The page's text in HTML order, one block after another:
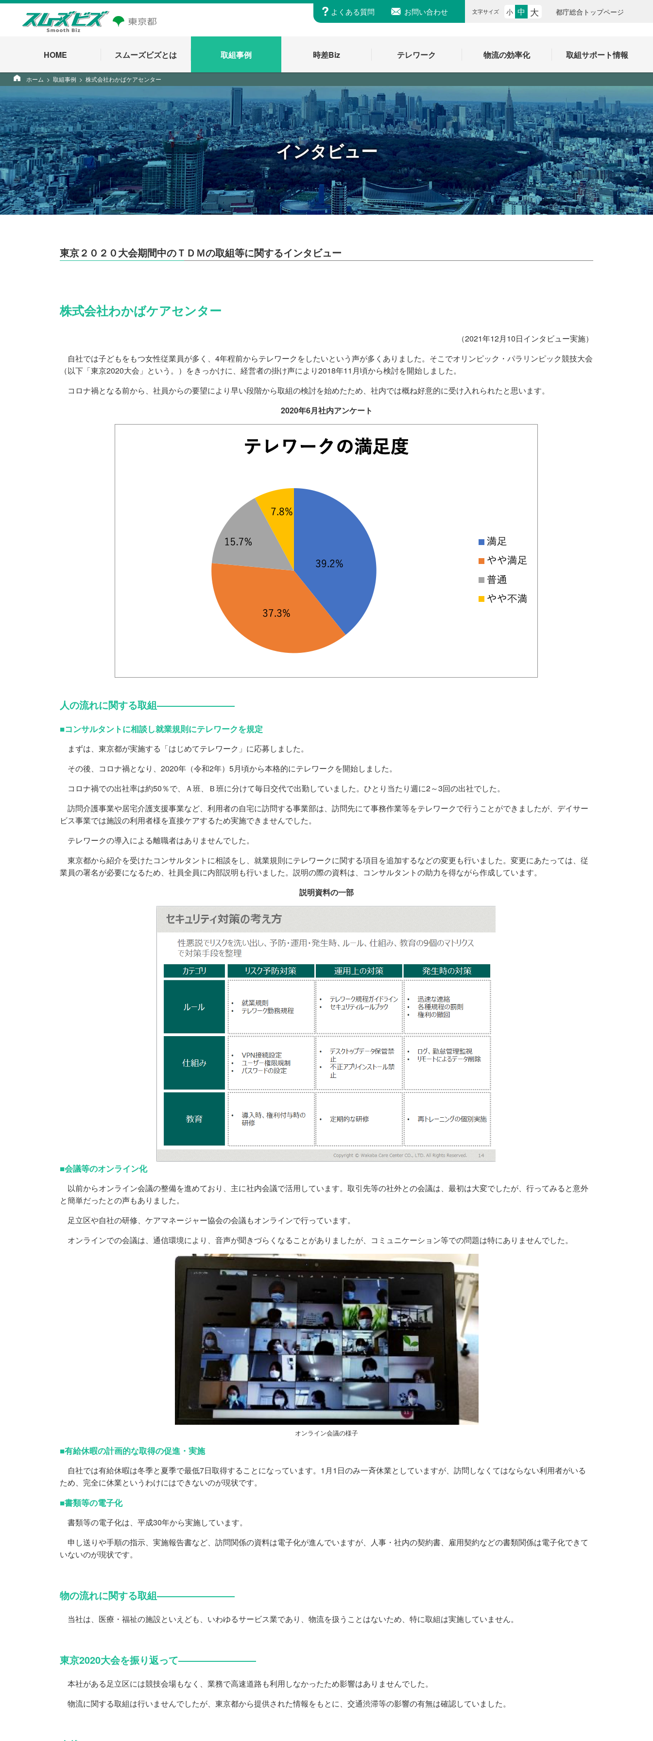
よくある質問 お問い合わせ 文字サイズ 小 中 大 都庁総合トップページ
HOME スムーズビズとは 取組事例 時差Biz テレワーク 物流の効率化 取組サポート情報
ホーム 取組事例 株式会社わかばケアセンター
インタビュー
東京２０２０大会期間中のＴＤＭの取組等に関するインタビュー
株式会社わかばケアセンター
（2021年12月10日インタビュー実施）
自社では子どもをもつ女性従業員が多く、4年程前からテレワークをしたいという声が多くありました。そこでオリンピック・パラリンピック競技大会
（以下「東京2020大会」という。）をきっかけに、経営者の掛け声により2018年11月頃から検討を開始しました。
コロナ禍となる前から、社員からの要望により早い段階から取組の検討を始めたため、社内では概ね好意的に受け入れられたと思います。
2020年6月社内アンケート
人の流れに関する取組――――――――
■コンサルタントに相談し就業規則にテレワークを規定
まずは、東京都が実施する「はじめてテレワーク」に応募しました。
その後、コロナ禍となり、2020年（令和2年）5月頃から本格的にテレワークを開始しました。
コロナ禍での出社率は約50％で、Ａ班、Ｂ班に分けて毎日交代で出勤していました。ひとり当たり週に2～3回の出社でした。
訪問介護事業や居宅介護支援事業など、利用者の自宅に訪問する事業部は、訪問先にて事務作業等をテレワークで行うことができましたが、デイサー
ビス事業では施設の利用者様を直接ケアするため実施できませんでした。
テレワークの導入による離職者はありませんでした。
東京都から紹介を受けたコンサルタントに相談をし、就業規則にテレワークに関する項目を追加するなどの変更も行いました。変更にあたっては、従
業員の署名が必要になるため、社員全員に内部説明も行いました。説明の際の資料は、コンサルタントの助力を得ながら作成しています。
説明資料の一部
■会議等のオンライン化
以前からオンライン会議の整備を進めており、主に社内会議で活用しています。取引先等の社外との会議は、最初は大変でしたが、行ってみると意外
と簡単だったとの声もありました。
足立区や自社の研修、ケアマネージャー協会の会議もオンラインで行っています。
オンラインでの会議は、通信環境により、音声が聞きづらくなることがありましたが、コミュニケーション等での問題は特にありませんでした。
オンライン会議の様子
■有給休暇の計画的な取得の促進・実施
自社では有給休暇は冬季と夏季で最低7日取得することになっています。1月1日のみ一斉休業としていますが、訪問しなくてはならない利用者がいる
ため、完全に休業というわけにはできないのが現状です。
■書類等の電子化
書類等の電子化は、平成30年から実施しています。
申し送りや手順の指示、実施報告書など、訪問関係の資料は電子化が進んでいますが、人事・社内の契約書、雇用契約などの書類関係は電子化できて
いないのが現状です。
物の流れに関する取組――――――――
当社は、医療・福祉の施設といえども、いわゆるサービス業であり、物流を扱うことはないため、特に取組は実施していません。
東京2020大会を振り返って――――――――
本社がある足立区には競技会場もなく、業務で高速道路も利用しなかったため影響はありませんでした。
物流に関する取組は行いませんでしたが、東京都から提供された情報をもとに、交通渋滞等の影響の有無は確認していました。